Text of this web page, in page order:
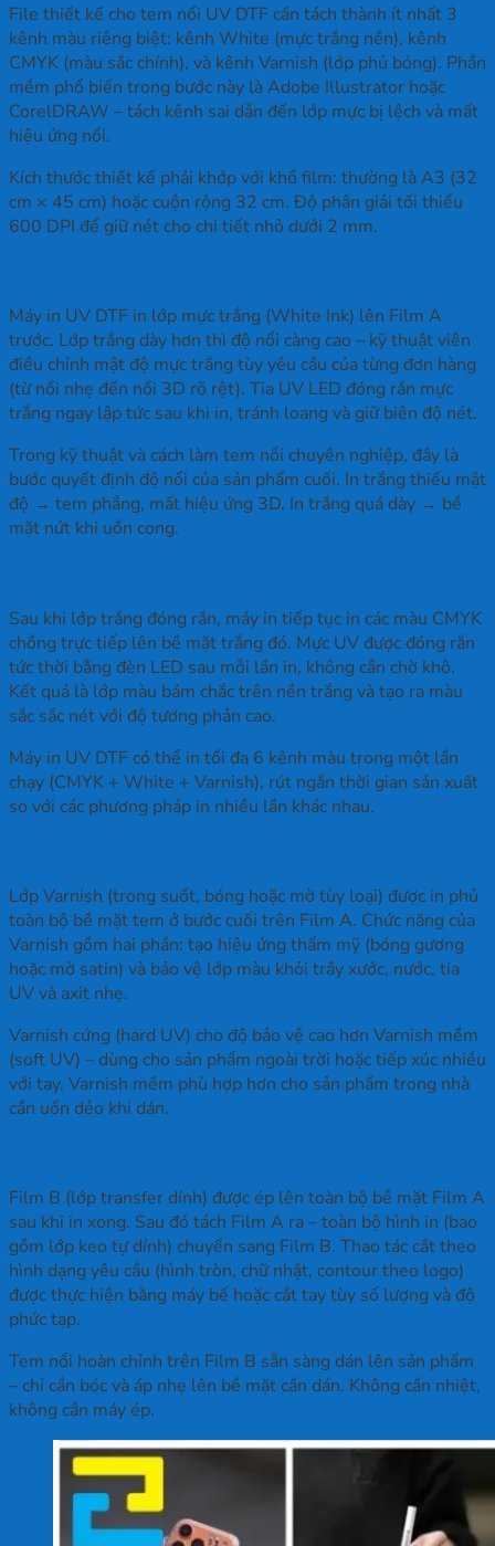
File thiết kế cho tem nổi UV DTF cần tách thành ít nhất 3
kênh màu riêng biệt: kênh White (mực trắng nền), kênh
CMYK (màu sắc chính), và kênh Varnish (lớp phủ bóng). Phần
mềm phổ biến trong bước này là Adobe Illustrator hoặc
CorelDRAW – tách kênh sai dẫn đến lớp mực bị lệch và mất
hiệu ứng nổi.
Kích thước thiết kế phải khớp với khổ film: thường là A3 (32
cm × 45 cm) hoặc cuộn rộng 32 cm. Độ phân giải tối thiểu
600 DPI để giữ nét cho chi tiết nhỏ dưới 2 mm.
Máy in UV DTF in lớp mực trắng (White Ink) lên Film A
trước. Lớp trắng dày hơn thì độ nổi càng cao – kỹ thuật viên
điều chỉnh mật độ mực trắng tùy yêu cầu của từng đơn hàng
(từ nổi nhẹ đến nổi 3D rõ rệt). Tia UV LED đóng rắn mực
trắng ngay lập tức sau khi in, tránh loang và giữ biên độ nét.
Trong kỹ thuật và cách làm tem nổi chuyên nghiệp, đây là
bước quyết định độ nổi của sản phẩm cuối. In trắng thiếu mật
độ → tem phẳng, mất hiệu ứng 3D. In trắng quá dày → bề
mặt nứt khi uốn cong.
Sau khi lớp trắng đóng rắn, máy in tiếp tục in các màu CMYK
chồng trực tiếp lên bề mặt trắng đó. Mực UV được đóng rắn
tức thời bằng đèn LED sau mỗi lần in, không cần chờ khô.
Kết quả là lớp màu bám chắc trên nền trắng và tạo ra màu
sắc sắc nét với độ tương phản cao.
Máy in UV DTF có thể in tối đa 6 kênh màu trong một lần
chạy (CMYK + White + Varnish), rút ngắn thời gian sản xuất
so với các phương pháp in nhiều lần khác nhau.
Lớp Varnish (trong suốt, bóng hoặc mờ tùy loại) được in phủ
toàn bộ bề mặt tem ở bước cuối trên Film A. Chức năng của
Varnish gồm hai phần: tạo hiệu ứng thẩm mỹ (bóng gương
hoặc mờ satin) và bảo vệ lớp màu khỏi trầy xước, nước, tia
UV và axit nhẹ.
Varnish cứng (hard UV) cho độ bảo vệ cao hơn Varnish mềm
(soft UV) – dùng cho sản phẩm ngoài trời hoặc tiếp xúc nhiều
với tay. Varnish mềm phù hợp hơn cho sản phẩm trong nhà
cần uốn dẻo khi dán.
Film B (lớp transfer dính) được ép lên toàn bộ bề mặt Film A
sau khi in xong. Sau đó tách Film A ra – toàn bộ hình in (bao
gồm lớp keo tự dính) chuyển sang Film B. Thao tác cắt theo
hình dạng yêu cầu (hình tròn, chữ nhật, contour theo logo)
được thực hiện bằng máy bế hoặc cắt tay tùy số lượng và độ
phức tạp.
Tem nổi hoàn chỉnh trên Film B sẵn sàng dán lên sản phẩm
– chỉ cần bóc và áp nhẹ lên bề mặt cần dán. Không cần nhiệt,
không cần máy ép.